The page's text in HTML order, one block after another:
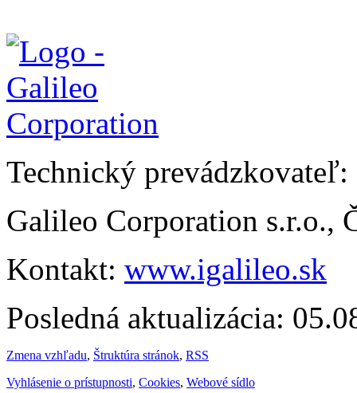
Technický prevádzkovateľ:
Galileo Corporation s.r.o.,
Kontakt: www.igalileo.sk
Posledná aktualizácia:
Zmena vzhľadu, Štruktúra stránok, RSS
Vyhlásenie o prístupnosti, Cookies, Webové sídlo